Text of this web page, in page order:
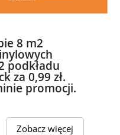
8 m2
podkładu
za 0,99 zł.
promocji.
Zobacz więcej